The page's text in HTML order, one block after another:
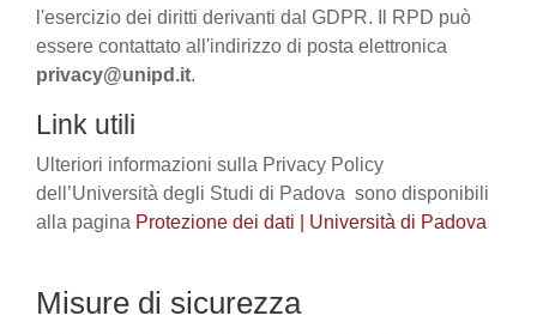
l'esercizio dei diritti derivanti dal GDPR. Il RPD può
essere contattato all'indirizzo di posta elettronica
privacy@unipd.it.
Link utili
Ulteriori informazioni sulla Privacy Policy
dell’Università degli Studi di Padova sono disponibili
alla pagina Protezione dei dati | Università di Padova
Misure di sicurezza